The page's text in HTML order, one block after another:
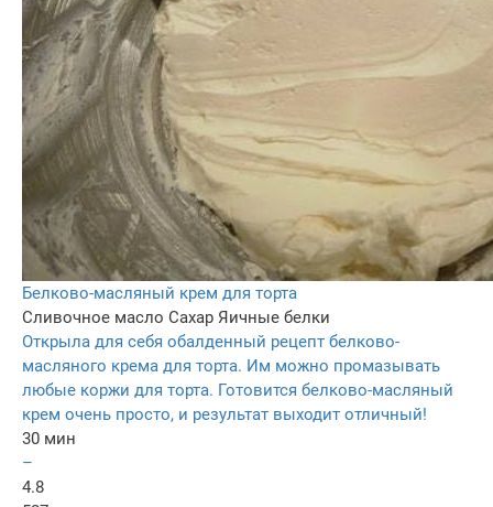
Белково-масляный крем для торта
Сливочное масло Сахар Яичные белки
Открыла для себя обалденный рецепт белково-
масляного крема для торта. Им можно промазывать
любые коржи для торта. Готовится белково-масляный
крем очень просто, и результат выходит отличный!
30 мин
–
4.8